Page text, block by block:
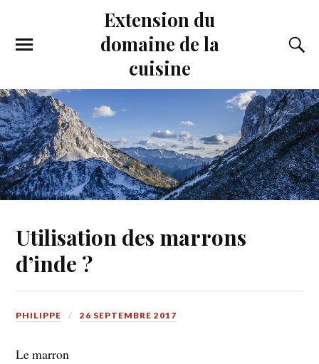
Extension du
domaine de la
cuisine
Utilisation des marrons
d’inde ?
PHILIPPE 26 SEPTEMBRE 2017
Le marron